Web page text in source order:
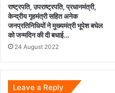
राष्ट्रपति, उपराष्ट्रपति, प्रधानमंत्री,
केन्द्रीय गृहमंत्री सहित अनेक
जनप्रतिनिधियों ने मुख्यमंत्री भूपेश बघेल
को जन्मदिन की दी बधाई…
24 August 2022
Leave a Reply